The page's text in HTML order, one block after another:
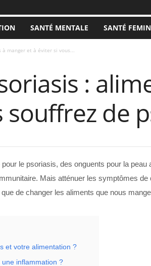
SANTÉ MENTALE SANTÉ
à manger et à éviter si vous...
:
souffrez de
le psoriasis, des onguents pour la peau
Mais atténuer les symptômes de
de changer les aliments que nous
et votre alimentation ?
inflammation ?